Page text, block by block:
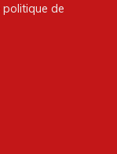
politique de